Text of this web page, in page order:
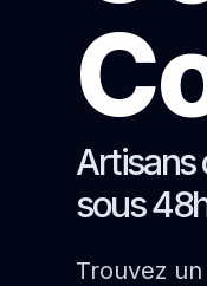
Artisans
sous
Trouvez